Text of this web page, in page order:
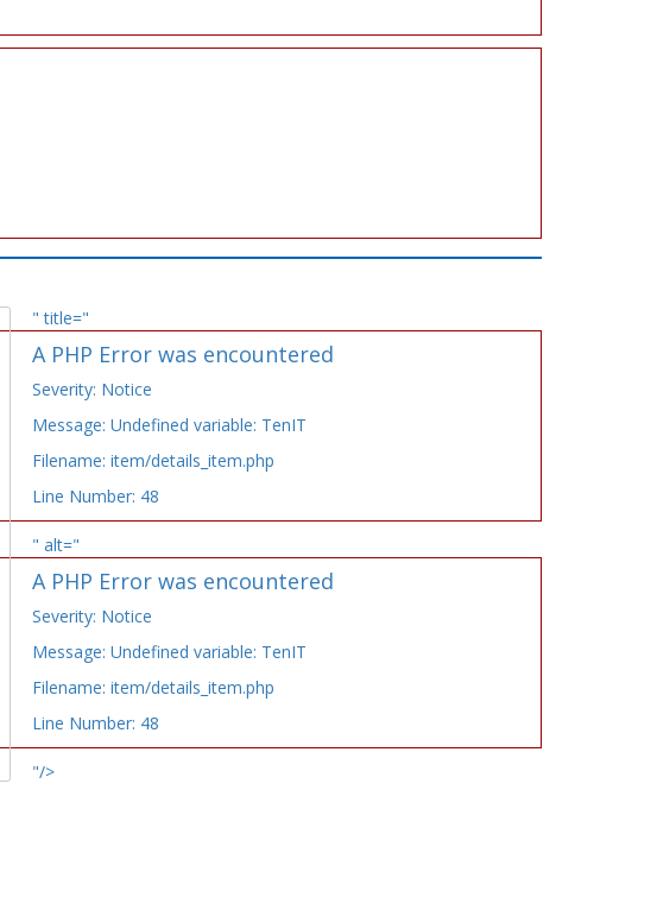
" title="
A PHP Error was encountered
Severity: Notice
Message: Undefined variable: TenIT
Filename: item/details_item.php
Line Number: 48
" alt="
A PHP Error was encountered
Severity: Notice
Message: Undefined variable: TenIT
Filename: item/details_item.php
Line Number: 48
"/>